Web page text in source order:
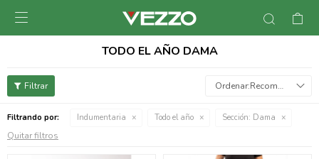

TODO EL AÑO DAMA
Recomendados
Filtrando por: Indumentaria Todo el año Sección: Dama
Quitar filtros